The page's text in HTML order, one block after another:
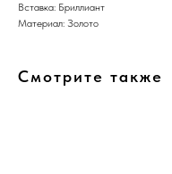
Вставка: Бриллиант
Материал: Золото
Смотрите также